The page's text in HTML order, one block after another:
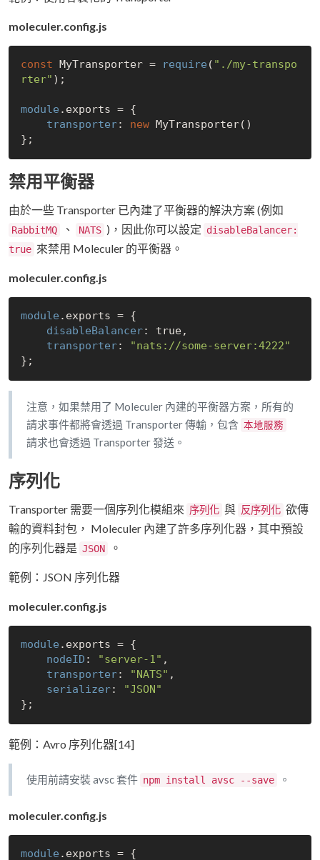
moleculer.config.js
const MyTransporter = require ( "./my-transpo
rter" );
module .exports = {
transporter: new MyTransporter()
禁用平衡器
由於一些 Transporter 已內建了平衡器的解決方案 (例如
RabbitMQ 、 NATS )，因此你可以設定 disableBalancer:
true 來禁用 Moleculer 的平衡器。
moleculer.config.js
module .exports = {
disableBalancer: true,
transporter:
"nats://some-server:4222"
注意，如果禁用了 Moleculer 內建的平衡器方案，所有的
請求事件都將會透過 Transporter 傳輸，包含 本地服務
請求也會透過 Transporter 發送。
序列化
Transporter 需要一個序列化模組來 序列化 與 反序列化 欲傳
輸的資料封包， Moleculer 內建了許多序列化器，其中預設
的序列化器是 JSON 。
範例：JSON 序列化器
moleculer.config.js
module .exports = {
nodeID : "server-1" ,
transporter: "NATS" ,
serializer:
"JSON"
範例：Avro 序列化器[14]
使用前請安裝 avsc 套件 npm install avsc --save 。
moleculer.config.js
module .exports = {